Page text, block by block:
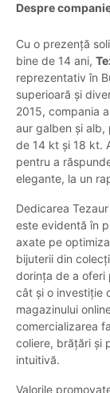
Despre
Cu o prezență
bine de 14 ani,
reprezentativ în
superioară și
2015, compania
aur galben și alb,
de 14 kt și 18 kt.
pentru a
elegante, la un
Dedicarea
este evidentă în
axate pe
bijuterii din
dorința de a oferi
cât și o investiție
magazinului
comercializarea
coliere, brățări și
intuitivă.
Valorile